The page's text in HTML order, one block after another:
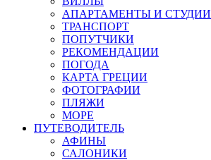
АПАРТАМЕНТЫ И СТУДИИ
ТРАНСПОРТ
ПОПУТЧИКИ
РЕКОМЕНДАЦИИ
ПОГОДА
КАРТА ГРЕЦИИ
ФОТОГРАФИИ
ПЛЯЖИ
МОРЕ
ПУТЕВОДИТЕЛЬ
АФИНЫ
САЛОНИКИ